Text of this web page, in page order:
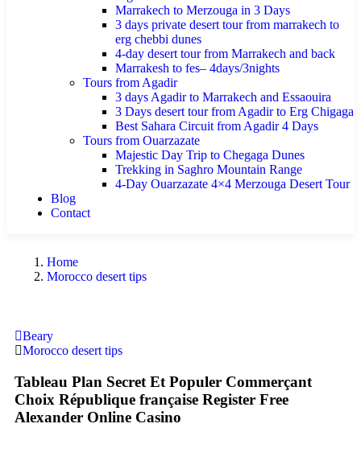
Marrakech to Merzouga in 3 Days
3 days private desert tour from marrakech to
erg chebbi dunes
4-day desert tour from Marrakech and back
Marrakesh to fes– 4days/3nights
Tours from Agadir
3 days Agadir to Marrakech and Essaouira
3 Days desert tour from Agadir to Erg Chigaga
Best Sahara Circuit from Agadir 4 Days
Tours from Ouarzazate
Majestic Day Trip to Chegaga Dunes
Trekking in Saghro Mountain Range
4-Day Ouarzazate 4×4 Merzouga Desert Tour
Blog
Contact
Home
Morocco desert tips
Beary
Morocco desert tips
Tableau Plan Secret Et Populer Commerçant
Choix République française Register Free
Alexander Online Casino